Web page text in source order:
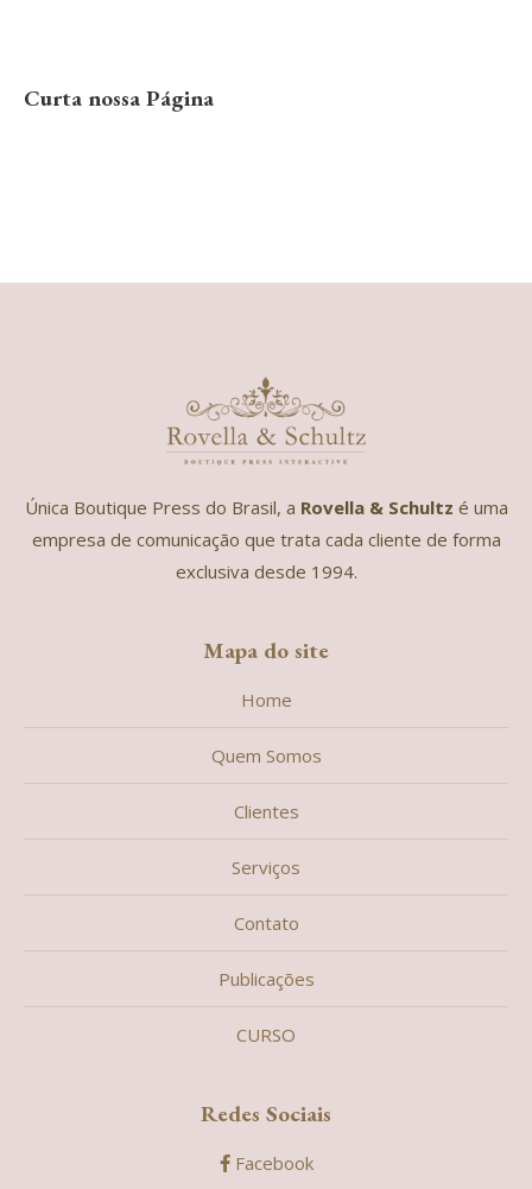
Curta nossa Página
Única Boutique Press do Brasil, a Rovella & Schultz é uma
empresa de comunicação que trata cada cliente de forma
exclusiva desde 1994.
Mapa do site
Home
Quem Somos
Clientes
Serviços
Contato
Publicações
CURSO
Redes Sociais
Facebook